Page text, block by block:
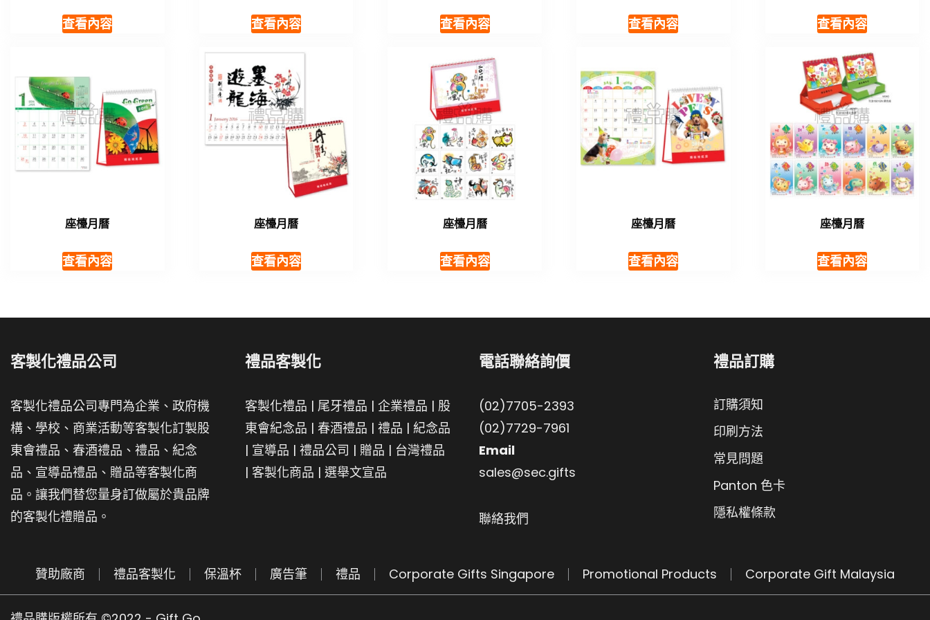
查看內容 查看內容 查看內容 查看內容 查看內容
座檯月曆
查看內容
座檯月曆
查看內容
座檯月曆
查看內容
座檯月曆
查看內容
座檯月曆
查看內容
客製化禮品公司
客製化禮品公司專門為企業、政府機
構、學校、商業活動等客製化訂製股
東會禮品、春酒禮品、禮品、紀念
品、宣導品禮品、贈品等客製化商
品。讓我們替您量身訂做屬於貴品牌
的客製化禮贈品。
禮品客製化
客製化禮品 | 尾牙禮品 | 企業禮品 | 股
東會紀念品 | 春酒禮品 | 禮品 | 紀念品
| 宣導品 | 禮品公司 | 贈品 | 台灣禮品
| 客製化商品 | 選舉文宣品
電話聯絡詢價
(02)7705-2393
(02)7729-7961
Email
sales@sec.gifts
聯絡我們
禮品訂購
訂購須知
印刷方法
常見問題
Panton 色卡
隱私權條款
贊助廠商 禮品客製化 保溫杯 廣告筆 禮品 Corporate Gifts Singapore Promotional Products Corporate Gift Malaysia